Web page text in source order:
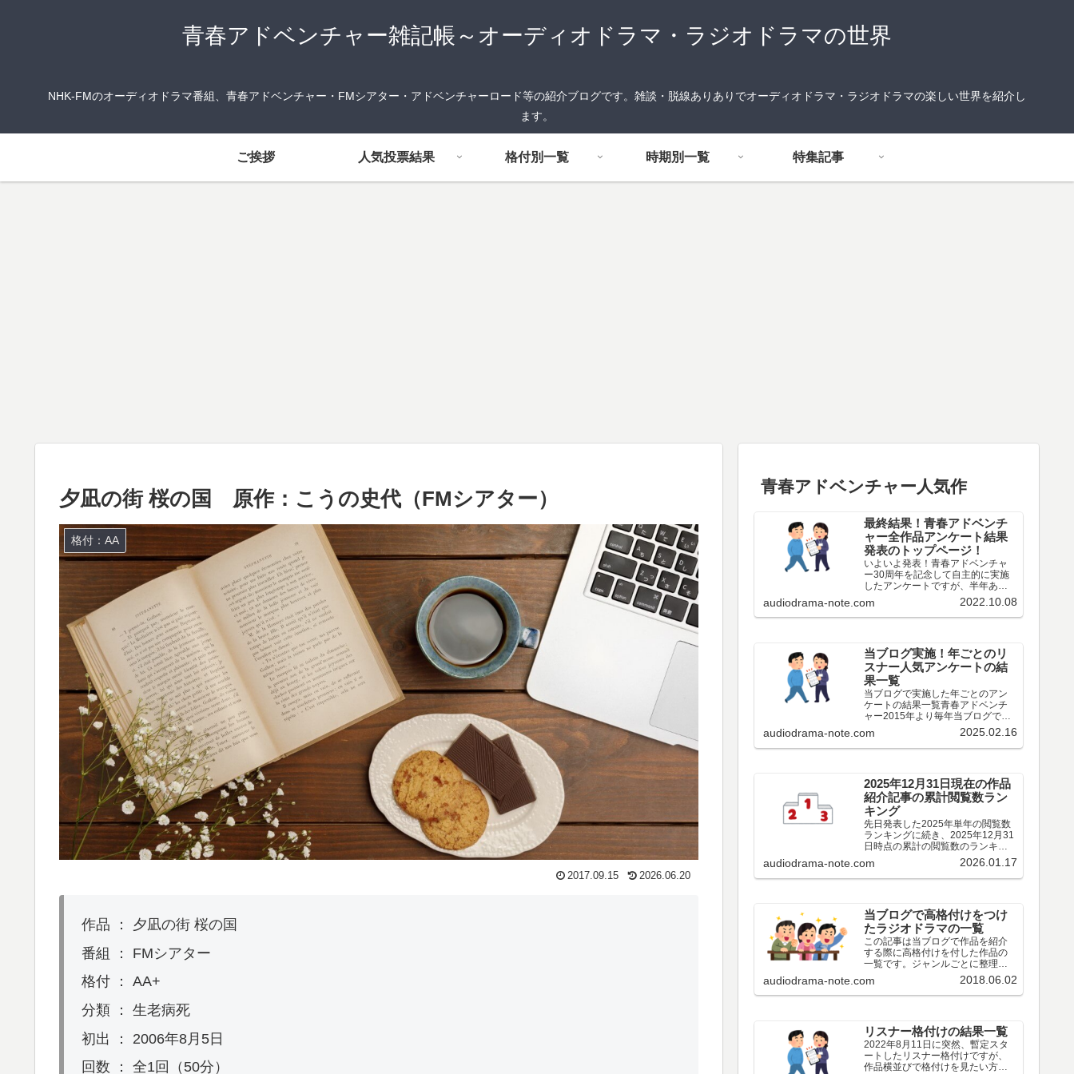
青春アドベンチャー雑記帳～オーディオドラマ・ラジオドラマの世界
NHK-FMのオーディオドラマ番組、青春アドベンチャー・FMシアター・アドベンチャーロード等の紹介ブログです。雑談・脱線ありありでオーディオドラマ・ラジオドラマの楽しい世界を紹介し
ます。
ご挨拶 人気投票結果 格付別一覧 時期別一覧 特集記事
夕凪の街 桜の国 原作：こうの史代（FMシアター）
格付：AA
2017.09.15 2026.06.20
作品 ： 夕凪の街 桜の国
番組 ： FMシアター
格付 ： AA+
分類 ： 生老病死
初出 ： 2006年8月5日
回数 ： 全1回（50分）
青春アドベンチャー人気作
最終結果！青春アドベンチ
ャー全作品アンケート結果
発表のトップページ！
いよいよ発表！青春アドベンチャ
ー30周年を記念して自主的に実施
したアンケートですが、半年あっ
た投票期間も遂に終わりましたの
で、今後、順次最終結果を発表し
ていきます。なんと最終的に261名
audiodrama-note.com 2022.10.08
当ブログ実施！年ごとのリ
スナー人気アンケートの結
果一覧
当ブログで実施した年ごとのアン
ケートの結果一覧青春アドベンチ
ャー2015年より毎年当ブログで実
施しているその年の青春アドベン
チャーについてアンケート結果で
す。作品編出演者編その他編特別
audiodrama-note.com 2025.02.16
2025年12月31日現在の作品
紹介記事の累計閲覧数ラン
キング
先日発表した2025年単年の閲覧数
ランキングに続き、2025年12月31
日時点の累計の閲覧数のランキン
audiodrama-note.com 2026.01.17
当ブログで高格付けをつけ
たラジオドラマの一覧
この記事は当ブログで作品を紹介
する際に高格付けを付した作品の
一覧です。ジャンルごとに整理し
てみました。もとより私個人の感
想にすぎないので、皆様の評価と
違う場合も多々あろうかと思いま
です。なお、私個人の評価ではな
くリスナーの皆様の評価というこ
とであれば、歴代ベスト作品アン
ケートの投票結果、年ごとのアン
audiodrama-note.com 2018.06.02
リスナー格付けの結果一覧
2022年8月11日に突然、暫定スタ
ートしたリスナー格付けですが、
作品横並びで格付けを見たい方も